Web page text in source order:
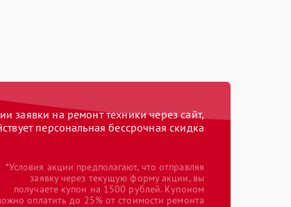
заявки на ремонт техники через сайт,
персональная бессрочная скидка
*Условия акции предполагают, что отправляя
заявку через текущую форму акции, вы
получаете купон на 1500 рублей. Купоном
оплатить до 25% от стоимости ремонта